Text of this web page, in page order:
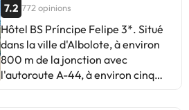
7.2 772 opinions
Hôtel BS Príncipe Felipe 3*. Situé
dans la ville d'Albolote, à environ
800 m de la jonction avec
l'autoroute A-44, à environ cinq